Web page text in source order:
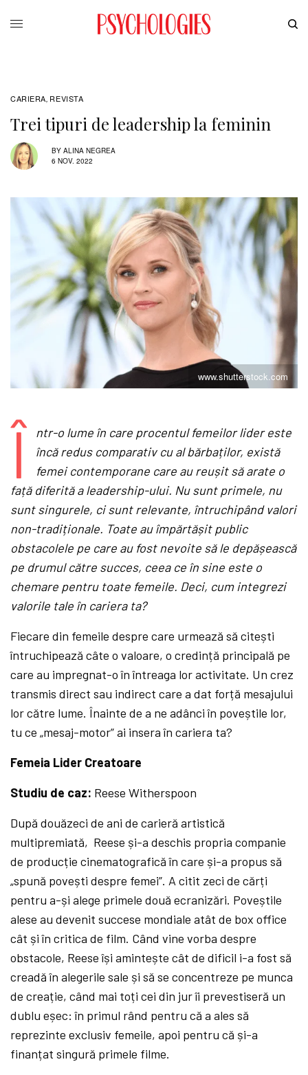
CARIERA, REVISTA
Trei tipuri de leadership la feminin
BY ALINA NEGREA
6 NOV. 2022
www.shutterstock.com
Î
ntr-o lume în care procentul femeilor lider este
încă redus comparativ cu al bărbaților, există
femei contemporane care au reușit să arate o
față diferită a leadership-ului. Nu sunt primele, nu
sunt singurele, ci sunt relevante, întruchipând valori
non-tradiționale. Toate au împărtășit public
obstacolele pe care au fost nevoite să le depășească
pe drumul către succes, ceea ce în sine este o
chemare pentru toate femeile. Deci, cum integrezi
valorile tale în cariera ta?
Fiecare din femeile despre care urmează să citești
întruchipează câte o valoare, o credință principală pe
care au impregnat-o în întreaga lor activitate. Un crez
transmis direct sau indirect care a dat forță mesajului
lor către lume. Înainte de a ne adânci în poveștile lor,
tu ce „mesaj-motor” ai insera în cariera ta?
Femeia Lider Creatoare
Studiu de caz: Reese Witherspoon
După douăzeci de ani de carieră artistică
multipremiată, Reese și-a deschis propria companie
de producție cinematografică în care și-a propus să
„spună povești despre femei”. A citit zeci de cărți
pentru a-și alege primele două ecranizări. Poveștile
alese au devenit succese mondiale atât de box office
cât și în critica de film. Când vine vorba despre
obstacole, Reese își amintește cât de dificil i-a fost să
creadă în alegerile sale și să se concentreze pe munca
de creație, când mai toți cei din jur îi prevestiseră un
dublu eșec: în primul rând pentru că a ales să
reprezinte exclusiv femeile, apoi pentru că și-a
finanțat singură primele filme.